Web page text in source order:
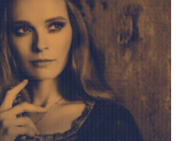
online
Exclusivos para
anual
Escolha o plano